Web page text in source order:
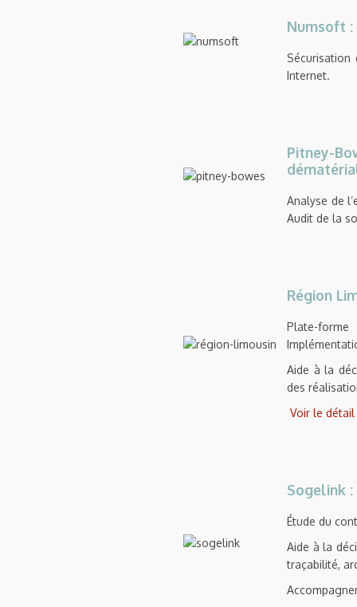
Numsoft
Internet.
Pitney-
Analyse de
Audit de la
Région
Plate-
Aide à la
des
Voir le
Sogelink
Étude du
Aide à la
traçabilité,